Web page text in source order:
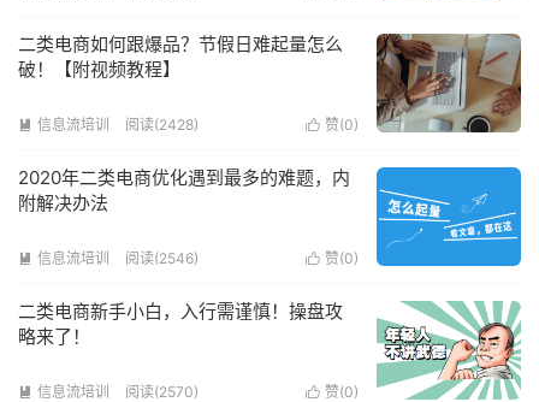
二类电商如何跟爆品？节假日难起量怎么
破！【附视频教程】
 赞(0)
 信息流培训 阅读(2428)
2020年二类电商优化遇到最多的难题，内
附解决办法
 赞(0)
 信息流培训 阅读(2546)
二类电商新手小白，入行需谨慎！操盘攻
略来了！
 赞(0)
 信息流培训 阅读(2570)